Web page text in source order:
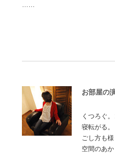
……
お部屋の
くつろぐ
寝転がる
ごし方も
空間のあ